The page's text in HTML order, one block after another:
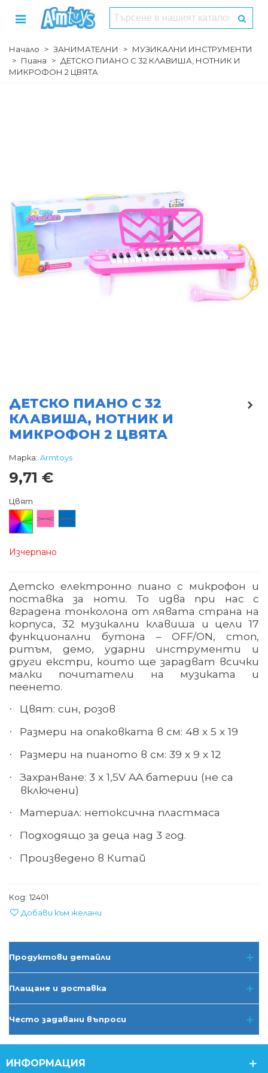
Начало > ЗАНИМАТЕЛНИ > МУЗИКАЛНИ ИНСТРУМЕНТИ
> Пиана > ДЕТСКО ПИАНО С 32 КЛАВИША, НОТНИК И
МИКРОФОН 2 ЦВЯТА
ДЕТСКО ПИАНО С 32
КЛАВИША, НОТНИК И
МИКРОФОН 2 ЦВЯТА
Марка: Armtoys
9,71 €
Цвят
Произволен/
микс
РозовСин
Изчерпано
Детско електронно пиано с микрофон и
поставка за ноти. То идва при нас с
вграденa тонколонa от лявата страна на
корпуса, 32 музикални клавиша и цели 17
функционални бутона – OFF/ON, стоп,
ритъм, демо, ударни инструменти и
други екстри, които ще зарадват всички
малки почитатели на музиката и
пеенето.
· Цвят: син, розов
· Размери на опаковката в см: 48 х 5 х 19
· Размери на пианото в см: 39 х 9 х 12
· Захранване: 3 х 1,5V AA батерии (не са
включени)
· Материал: нетоксична пластмаса
· Подходящо за деца над 3 год.
· Произведено в Китай
Код: 12401
Добави към желани
Продуктови детайли
Плащане и доставка
Често задавани въпроси
ИНФОРМАЦИЯ